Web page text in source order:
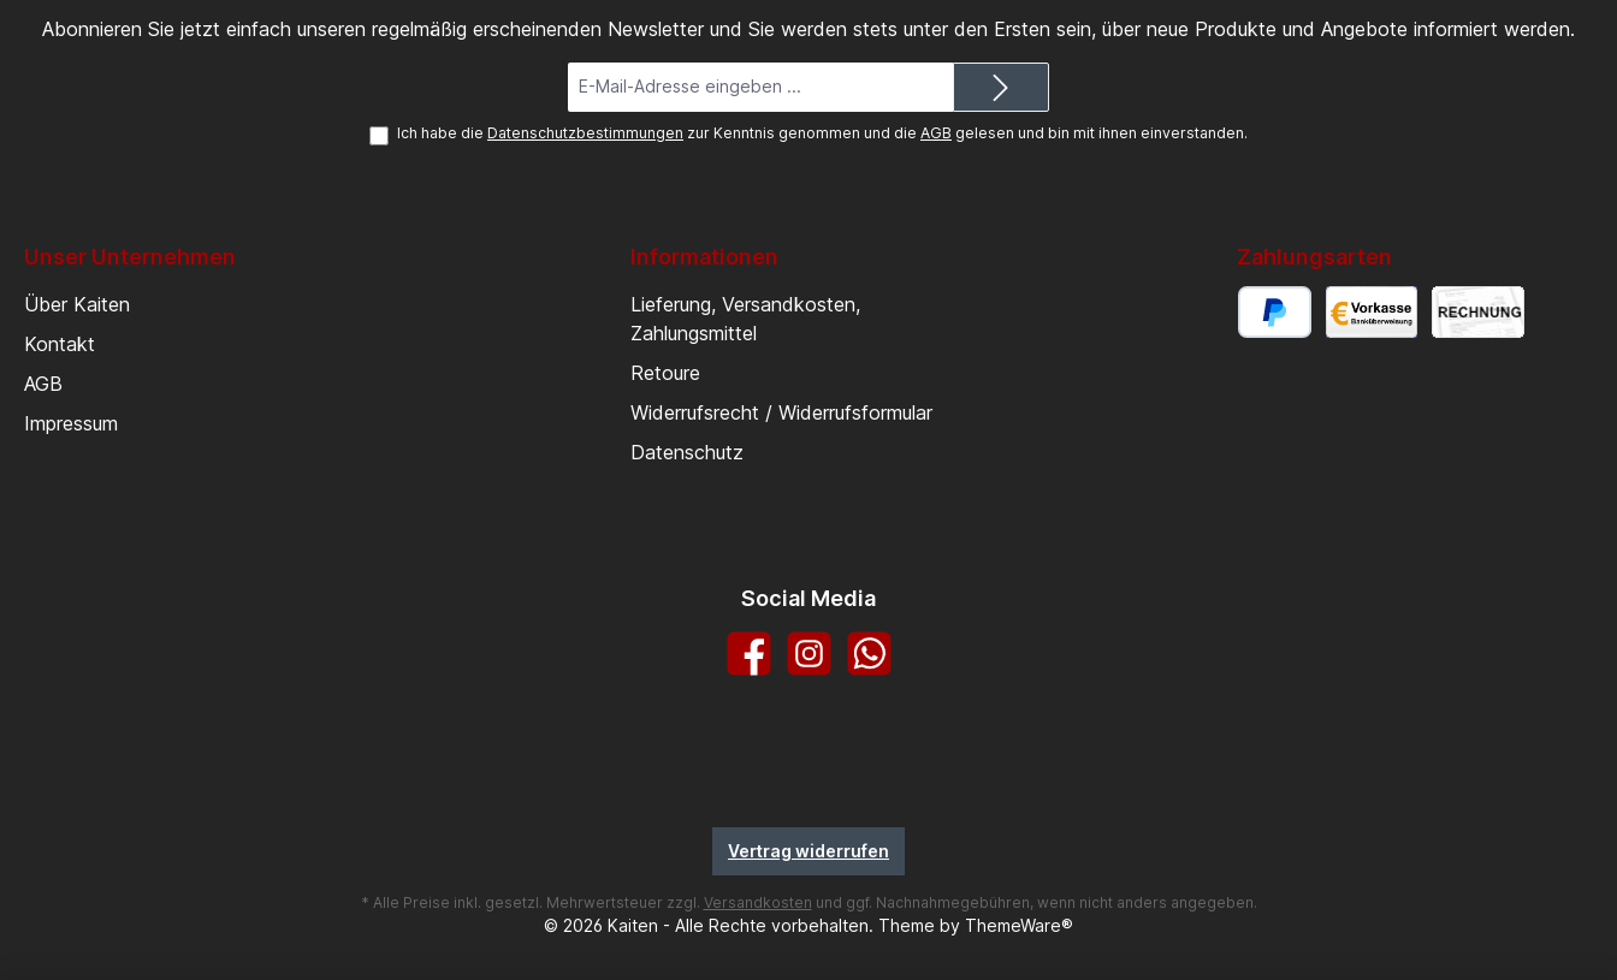
Abonnieren Sie jetzt einfach unseren regelmäßig erscheinenden Newsletter und Sie werden stets unter den Ersten sein, über neue Produkte und Angebote informiert werden.
Mail-
Adresse*
Ich habe die Datenschutzbestimmungen zur Kenntnis genommen und die AGB gelesen und bin mit ihnen einverstanden.
Unser Unternehmen
Über Kaiten
Kontakt
AGB
Impressum
Informationen
Lieferung, Versandkosten,
Zahlungsmittel
Retoure
Widerrufsrecht / Widerrufsformular
Datenschutz
Zahlungsarten
Social Media
FacebookInstagramWhatsApp
Vertrag widerrufen
* Alle Preise inkl. gesetzl. Mehrwertsteuer zzgl. Versandkosten und ggf. Nachnahmegebühren, wenn nicht anders angegeben.
© 2026 Kaiten - Alle Rechte vorbehalten. Theme by ThemeWare®